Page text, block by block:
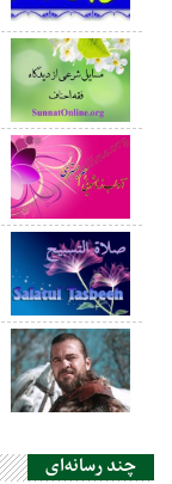
چند رسانه‌ای